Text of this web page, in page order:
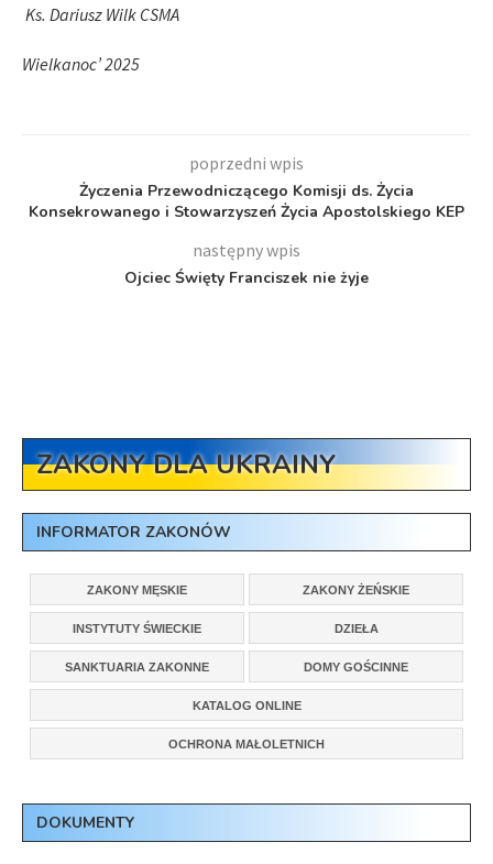
Ks. Dariusz Wilk CSMA
Wielkanoc’ 2025
poprzedni wpis
Życzenia Przewodniczącego Komisji ds. Życia
Konsekrowanego i Stowarzyszeń Życia Apostolskiego KEP
następny wpis
Ojciec Święty Franciszek nie żyje
ZAKONY DLA UKRAINY
INFORMATOR ZAKONÓW
ZAKONY MĘSKIE ZAKONY ŻEŃSKIE
INSTYTUTY ŚWIECKIE DZIEŁA
SANKTUARIA ZAKONNE DOMY GOŚCINNE
KATALOG ONLINE
OCHRONA MAŁOLETNICH
DOKUMENTY